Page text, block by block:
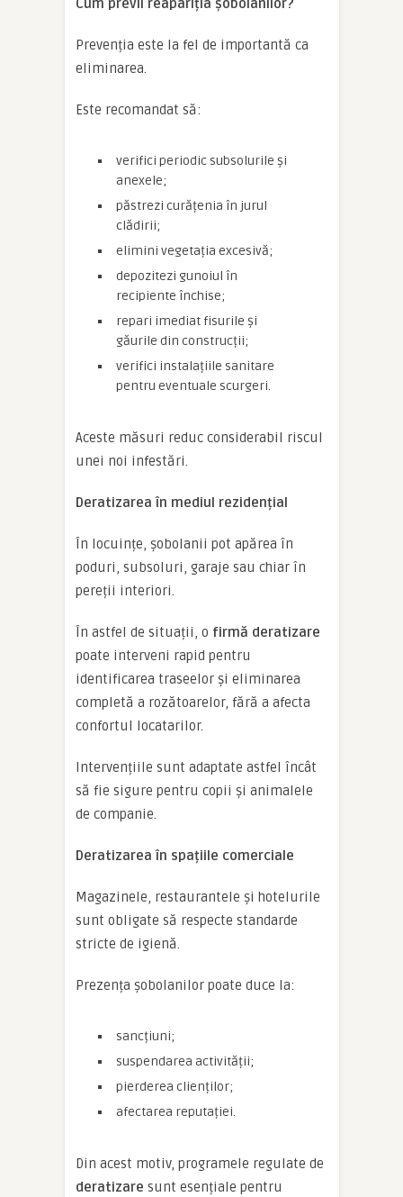
Cum previi reapariția șobolanilor?
Prevenția este la fel de importantă ca
eliminarea.
Este recomandat să:
verifici periodic subsolurile și
anexele;
păstrezi curățenia în jurul
clădirii;
elimini vegetația excesivă;
depozitezi gunoiul în
recipiente închise;
repari imediat fisurile și
găurile din construcții;
verifici instalațiile sanitare
pentru eventuale scurgeri.
Aceste măsuri reduc considerabil riscul
unei noi infestări.
Deratizarea în mediul rezidențial
În locuințe, șobolanii pot apărea în
poduri, subsoluri, garaje sau chiar în
pereții interiori.
În astfel de situații, o firmă deratizare
poate interveni rapid pentru
identificarea traseelor și eliminarea
completă a rozătoarelor, fără a afecta
confortul locatarilor.
Intervențiile sunt adaptate astfel încât
să fie sigure pentru copii și animalele
de companie.
Deratizarea în spațiile comerciale
Magazinele, restaurantele și hotelurile
sunt obligate să respecte standarde
stricte de igienă.
Prezența șobolanilor poate duce la:
sancțiuni;
suspendarea activității;
pierderea clienților;
afectarea reputației.
Din acest motiv, programele regulate de
deratizare sunt esențiale pentru